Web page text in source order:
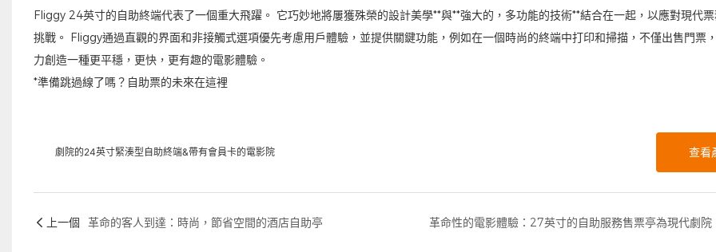
Fliggy 24英寸的自助終端代表了一個重大飛躍。 它巧妙地將屢獲殊榮的設計美學**與**強大的，多功能的技術**結合在一起，以應對現代
挑戰。 Fliggy通過直觀的界面和非接觸式選項優先考慮用戶體驗，並提供關鍵功能，例如在一個時尚的終端中打印和掃描，不僅出售門票
力創造一種更平穩，更快，更有趣的電影體驗。
*準備跳過線了嗎？自助票的未來在這裡
劇院的24英寸緊湊型自助終端&帶有會員卡的電影院 查看
上一個 革命的客人到達：時尚，節省空間的酒店自助亭 革命性的電影體驗：27英寸的自助服務售票亭為現代劇院